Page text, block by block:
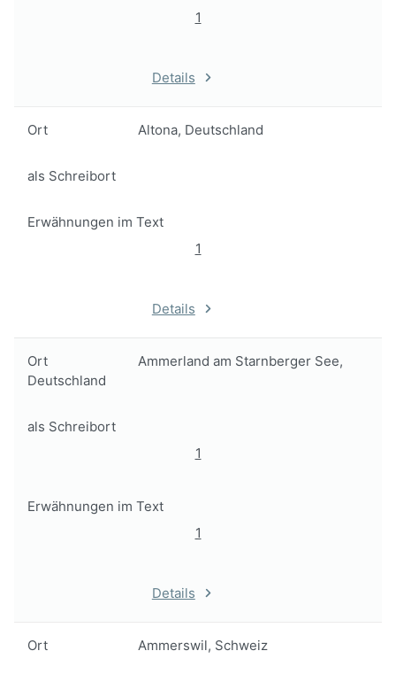
1
Details
Ort Altona, Deutschland
als Schreibort
Erwähnungen im Text
1
Details
Ort
Ammerland am Starnberger See,
Deutschland
als Schreibort
1
Erwähnungen im Text
1
Details
Ort Ammerswil, Schweiz